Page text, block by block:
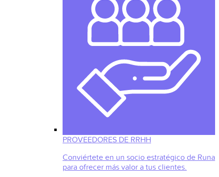
PROVEEDORES DE RRHH
Conviértete en un socio estratégico de Runa
para ofrecer más valor a tus clientes.